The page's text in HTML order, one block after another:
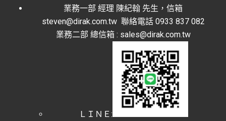
業務一部 經理 陳紀翰 先生，信箱
steven@dirak.com.tw 聯絡電話 0933 837 082
業務二部 總信箱 : sales@dirak.com.tw
ＬＩＮＥ: